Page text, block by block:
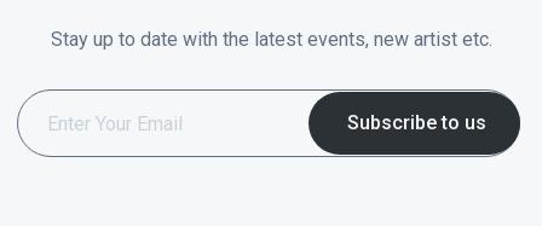
Stay up to date with the latest events, new artist etc.